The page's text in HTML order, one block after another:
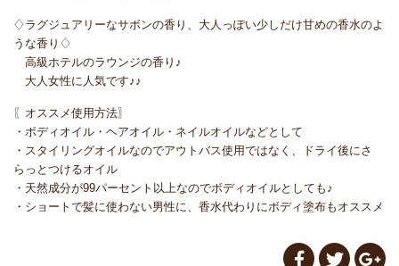
♢ラグジュアリーなサボンの香り、大人っぽい少しだけ甘めの香水のよ
うな香り♢
高級ホテルのラウンジの香り♪
大人女性に人気です♪♪
〖オススメ使用方法〗
・ ボディオイル・ヘアオイル・ネイルオイルなどとして
・スタイリングオイルなのでアウトバス使用ではなく、ドライ後にさ
らっとつけるオイル
・天然成分が99パーセント以上なのでボディオイルとしても♪
・ショートで髪に使わない男性に、香水代わりにボディ塗布もオススメ